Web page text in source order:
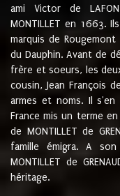
ami Victor de
MONTILLET en 1663.
marquis de
du Dauphin. Avant de
frère et soeurs, les
cousin, Jean François
armes et noms. Il
France mis un terme
de MONTILLET de
famille émigra. A
MONTILLET de
héritage.